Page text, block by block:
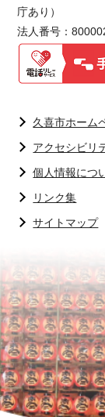
庁あり）
法人番号：
久喜市ホーム
アクセシビリ
個人情報につ
リンク集
サイトマップ